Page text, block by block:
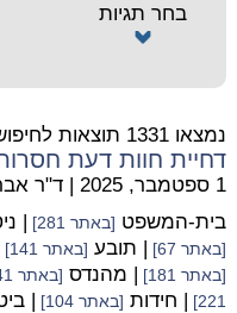
בחר תגיות
נמצאו 1331 תוצאות לחיפוש שבוצע
דחיית חוות דעת
1 ספטמבר, 2025 | ד"ר
בית-המשפט [באתר 281] |
[באתר 67] | תובע [באתר 141]
[באתר 181] | מהנדס [באתר 441]
221]
| חידות [באתר 104] |